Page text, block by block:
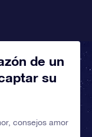
de un
su
, consejos amor